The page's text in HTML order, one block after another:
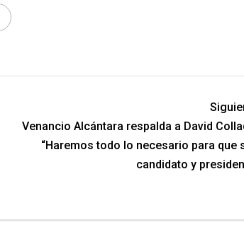
Venancio Alcántara respalda a David
“Haremos todo lo necesario para que
candidato y